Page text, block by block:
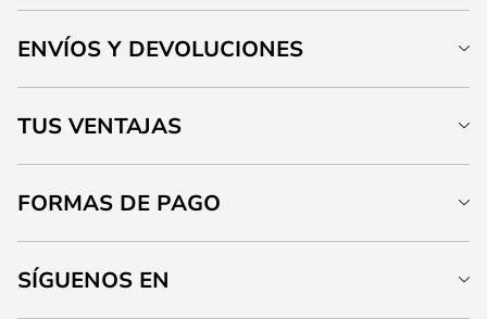
ENVÍOS Y DEVOLUCIONES
TUS VENTAJAS
FORMAS DE PAGO
SÍGUENOS EN